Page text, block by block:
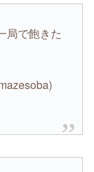
局で飽きた